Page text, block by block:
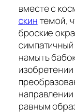
вместе с
скинтемой,
броские
намыть
равным